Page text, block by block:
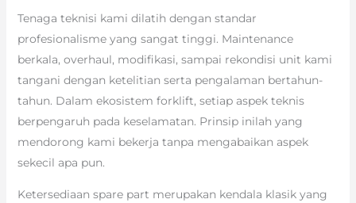
Tenaga teknisi kami dilatih dengan standar
profesionalisme yang sangat tinggi. Maintenance
berkala, overhaul, modifikasi, sampai rekondisi unit kami
tangani dengan ketelitian serta pengalaman bertahun-
tahun. Dalam ekosistem forklift, setiap aspek teknis
berpengaruh pada keselamatan. Prinsip inilah yang
mendorong kami bekerja tanpa mengabaikan aspek
sekecil apa pun.
Ketersediaan spare part merupakan kendala klasik yang